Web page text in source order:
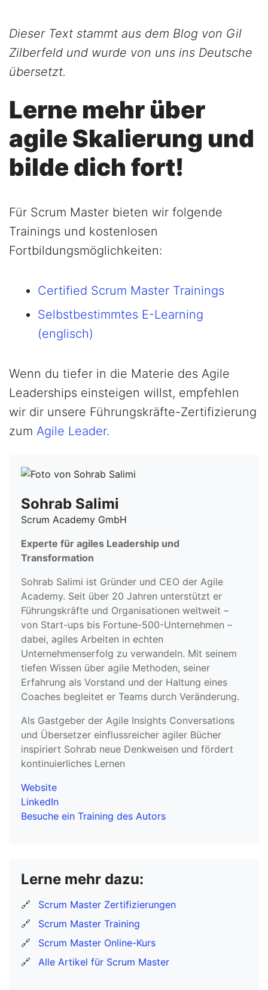
Dieser Text stammt aus dem Blog von Gil
Zilberfeld und wurde von uns ins Deutsche
übersetzt.
Lerne mehr über
agile Skalierung und
bilde dich fort!
Für Scrum Master bieten wir folgende
Trainings und kostenlosen
Fortbildungsmöglichkeiten:
Certified Scrum Master Trainings
Selbstbestimmtes E-Learning
(englisch)
Wenn du tiefer in die Materie des Agile
Leaderships einsteigen willst, empfehlen
wir dir unsere Führungskräfte-Zertifizierung
zum Agile Leader.
Sohrab Salimi
Scrum Academy GmbH
Experte für agiles Leadership und
Transformation
Sohrab Salimi ist Gründer und CEO der Agile
Academy. Seit über 20 Jahren unterstützt er
Führungskräfte und Organisationen weltweit –
von Start-ups bis Fortune-500-Unternehmen –
dabei, agiles Arbeiten in echten
Unternehmenserfolg zu verwandeln. Mit seinem
tiefen Wissen über agile Methoden, seiner
Erfahrung als Vorstand und der Haltung eines
Coaches begleitet er Teams durch Veränderung.
Als Gastgeber der Agile Insights Conversations
und Übersetzer einflussreicher agiler Bücher
inspiriert Sohrab neue Denkweisen und fördert
kontinuierliches Lernen
Website
LinkedIn
Besuche ein Training des Autors
Lerne mehr dazu:
🔗
Scrum Master Zertifizierungen
🔗
Scrum Master Training
🔗
Scrum Master Online-Kurs
🔗
Alle Artikel für Scrum Master